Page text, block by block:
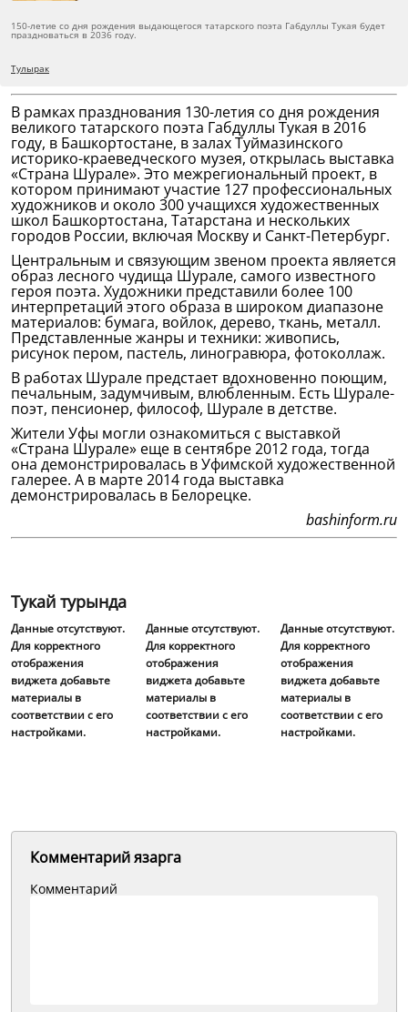
150-летие со дня рождения выдающегося татарского поэта Габдуллы Тукая будет
праздноваться в 2036 году.
Тулырак
В рамках празднования 130-летия со дня рождения
великого татарского поэта Габдуллы Тукая в 2016
году, в Башкортостане, в залах Туймазинского
историко-краеведческого музея, открылась выставка
«Страна Шурале». Это межрегиональный проект, в
котором принимают участие 127 профессиональных
художников и около 300 учащихся художественных
школ Башкортостана, Татарстана и нескольких
городов России, включая Москву и Санкт-Петербург.
Центральным и связующим звеном проекта является
образ лесного чудища Шурале, самого известного
героя поэта. Художники представили более 100
интерпретаций этого образа в широком диапазоне
материалов: бумага, войлок, дерево, ткань, металл.
Представленные жанры и техники: живопись,
рисунок пером, пастель, линогравюра, фотоколлаж.
В работах Шурале предстает вдохновенно поющим,
печальным, задумчивым, влюбленным. Есть Шурале-
поэт, пенсионер, философ, Шурале в детстве.
Жители Уфы могли ознакомиться с выставкой
«Страна Шурале» еще в сентябре 2012 года, тогда
она демонстрировалась в Уфимской художественной
галерее. А в марте 2014 года выставка
демонстрировалась в Белорецке.
bashinform.ru
Тукай турында
Данные отсутствуют.
Для корректного
отображения
виджета добавьте
материалы в
соответствии с его
настройками.
Данные отсутствуют.
Для корректного
отображения
виджета добавьте
материалы в
соответствии с его
настройками.
Данные отсутствуют.
Для корректного
отображения
виджета добавьте
материалы в
соответствии с его
настройками.
Комментарий язарга
Комментарий